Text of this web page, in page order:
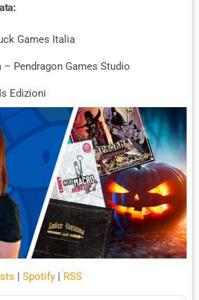
Games Italia
– Pendragon Games Studio
Edizioni
| Spotify | RSS